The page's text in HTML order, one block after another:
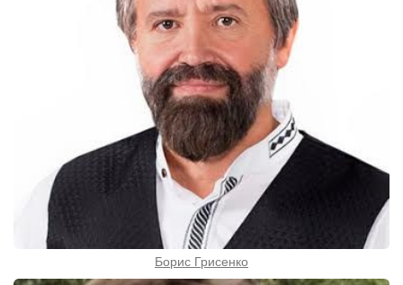
Борис Грисенко